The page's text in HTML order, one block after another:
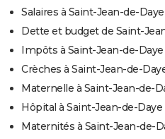
Salaires à Saint-Jean-de-Daye
Dette et budget de Saint-
Impôts à Saint-Jean-de-Daye
Crèches à Saint-Jean-de-
Maternelle à Saint-Jean-de-
Hôpital à Saint-Jean-de-Daye
Maternités à Saint-Jean-de-